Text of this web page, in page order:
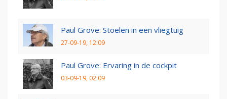
Paul Grove: Stoelen in een vliegtuig
27-09-19, 12:09
Paul Grove: Ervaring in de cockpit
03-09-19, 02:09